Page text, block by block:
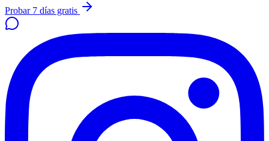
Probar 7 días gratis